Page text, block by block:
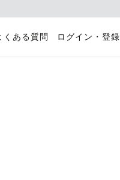
くある質問 ログイン・登録